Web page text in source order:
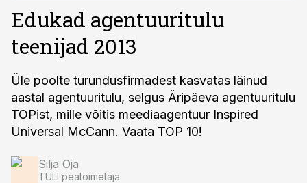
Edukad agentuuritulu
teenijad 2013
Üle poolte turundusfirmadest kasvatas läinud
aastal agentuuritulu, selgus Äripäeva agentuuritulu
TOPist, mille võitis meediaagentuur Inspired
Universal McCann. Vaata TOP 10!
Silja Oja
TULI peatoimetaja